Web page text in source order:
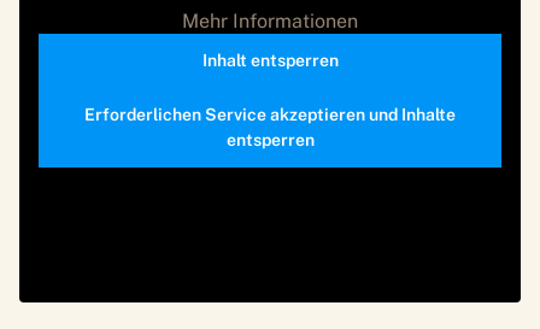
Mehr Informationen
Inhalt entsperren
Erforderlichen Service akzeptieren und Inhalte
entsperren